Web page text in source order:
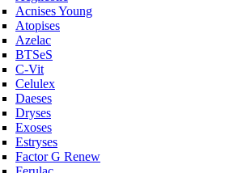
Acnises Young
Atopises
Azelac
BTSeS
C‑Vit
Celulex
Daeses
Dryses
Exoses
Estryses
Factor G Renew